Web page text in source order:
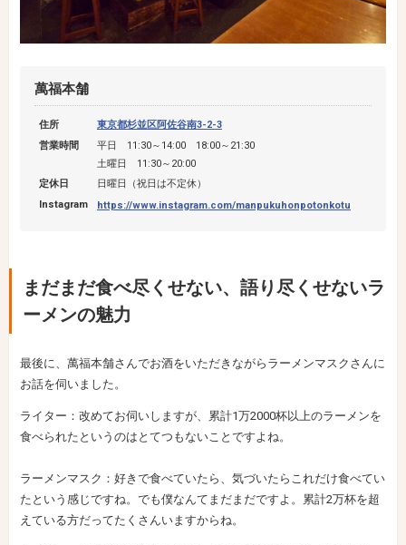
萬福本舗
住所
東京都杉並区阿佐谷南3-2-3
営業時間
平日 11:30～14:00 18:00～21:30
土曜日 11:30～20:00
定休日
日曜日（祝日は不定休）
Instagram
https://www.instagram.com/manpukuhonpotonkotu
まだまだ食べ尽くせない、語り尽くせないラ
ーメンの魅力
最後に、萬福本舗さんでお酒をいただきながらラーメンマスクさんに
お話を伺いました。
ライター：改めてお伺いしますが、累計1万2000杯以上のラーメンを
食べられたというのはとてつもないことですよね。
ラーメンマスク：好きで食べていたら、気づいたらこれだけ食べてい
たという感じですね。でも僕なんてまだまだですよ。累計2万杯を超
えている方だってたくさんいますからね。